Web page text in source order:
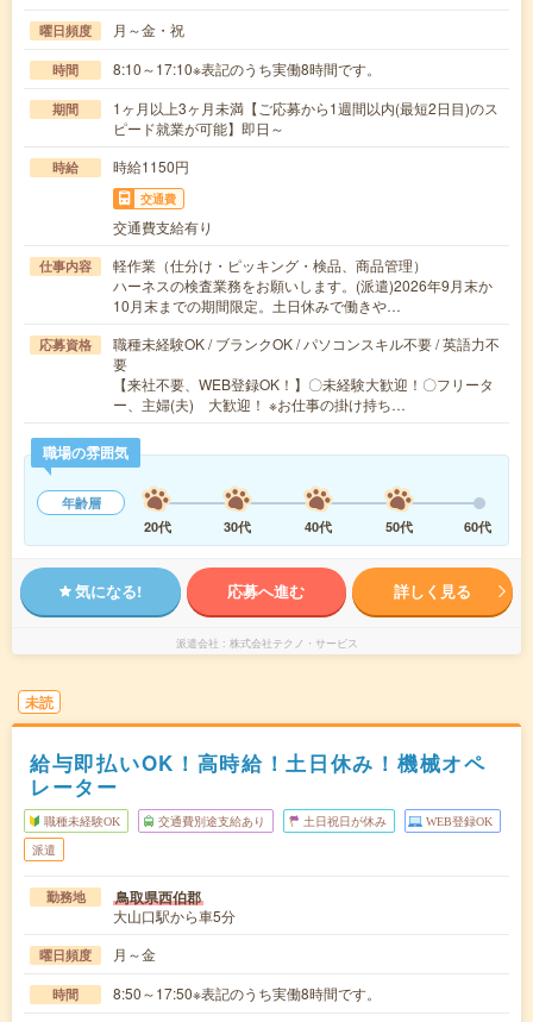
曜日頻度 月～金・祝
時間 8:10～17:10※表記のうち実働8時間です。
期間
1ヶ月以上3ヶ月未満【ご応募から1週間以内(最短2日目)のス
ピード就業が可能】即日～
時給 時給1150円
交通費
交通費支給有り
仕事内容
軽作業（仕分け・ピッキング・検品、商品管理）
ハーネスの検査業務をお願いします。(派遣)2026年9月末か
10月末までの期間限定。土日休みで働きや…
応募資格
職種未経験OK / ブランクOK / パソコンスキル不要 / 英語力不
要
【来社不要、WEB登録OK！】〇未経験大歓迎！〇フリータ
ー、主婦(夫) 大歓迎！ ※お仕事の掛け持ち…
職場の雰囲気
年齢層
20代
30代 40代 50代 60代
気になる! 応募へ進む 詳しく見る
派遣会社 株式会社テクノ・サービス
未読
給与即払いOK！高時給！土日休み！機械オペ
レーター
職種未経験OK 交通費別途支給あり 土日祝日が休み WEB登録OK
派遣
勤務地 鳥取県西伯郡
大山口駅から車5分
曜日頻度 月～金
時間 8:50～17:50※表記のうち実働8時間です。